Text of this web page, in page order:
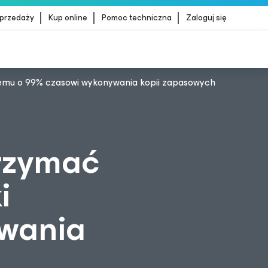
Kup online Pomoc techniczna Zaloguj się
o 99% czasowi wykonywania kopii zapasowych